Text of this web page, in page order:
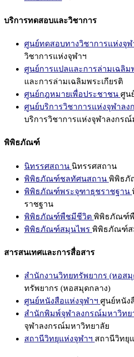
บริการทดสอบและวิชาการ
ศูนย์ทดสอบทางวิชาการแห่งจุฬ
วิชาการแห่งจุฬาฯ
ศูนย์การแปลและการล่ามเฉลิม
และการล่ามเฉลิมพระเกียรติ
ศูนย์กฎหมายเพื่อประชาชน ศูน
ศูนย์บริการวิชาการแห่งจุฬาล
บริการวิชาการแห่งจุฬาลงกร
พิพิธภัณฑ์
นิทรรศสถาน นิทรรศสถาน
พิพิธภัณฑ์ชลทัศนสถาน พิพิธภั
พิพิธภัณฑ์พระจุฑาธุชราชฐาน
ราชฐาน
พิพิธภัณฑ์พืชมีชีวิต พิพิธภัณฑ์
พิพิธภัณฑ์สมุนไพร พิพิธภัณฑ์ส
สารสนเทศและการสื่อสาร
สำนักงานวิทยทรัพยากร (หอสมุ
ทรัพยากร (หอสมุดกลาง)
ศูนย์หนังสือแห่งจุฬาฯ ศูนย์หนัง
สำนักพิมพ์จุฬาลงกรณ์มหาวิทย
จุฬาลงกรณ์มหาวิทยาลัย
สถานีวิทยุแห่งจุฬาฯ สถานีวิทยุ